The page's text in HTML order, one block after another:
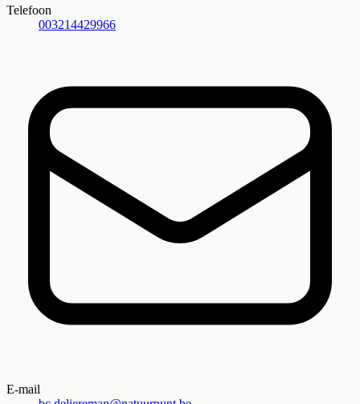
Telefoon
003214429966
E-mail